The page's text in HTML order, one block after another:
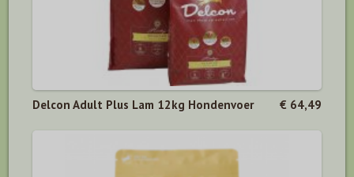
Delcon Adult Plus Lam 12kg Hondenvoer € 64,49